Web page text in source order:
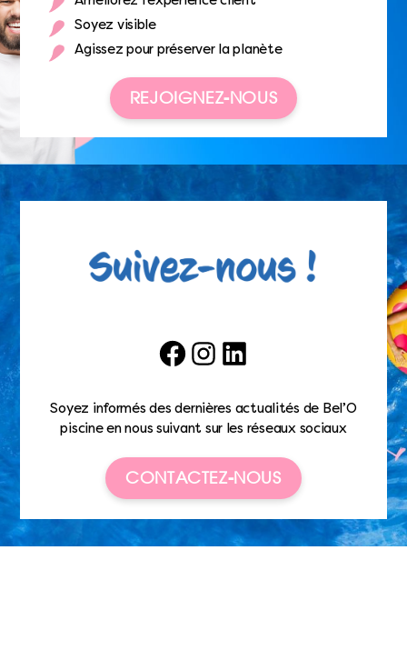
Soyez visible
Agissez pour préserver la planète
REJOIGNEZ-NOUS
FacebookInstagramLinkedIn
Soyez informés des dernières actualités de Bel’O
piscine en nous suivant sur les réseaux sociaux
CONTACTEZ-NOUS